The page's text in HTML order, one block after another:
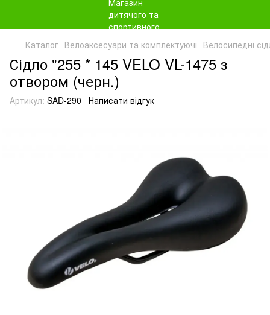
Каталог Велоаксесуари та комплектуючі Велосипедні
Сідло "255 * 145 VELO VL-1475 з
отвором (черн.)
Артикул: SAD-290 Написати відгук